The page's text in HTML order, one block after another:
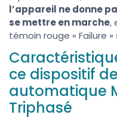
l’appareil ne donne
se mettre en marche,
témoin rouge « Failure
ce dispositif
automatique
Triphasé